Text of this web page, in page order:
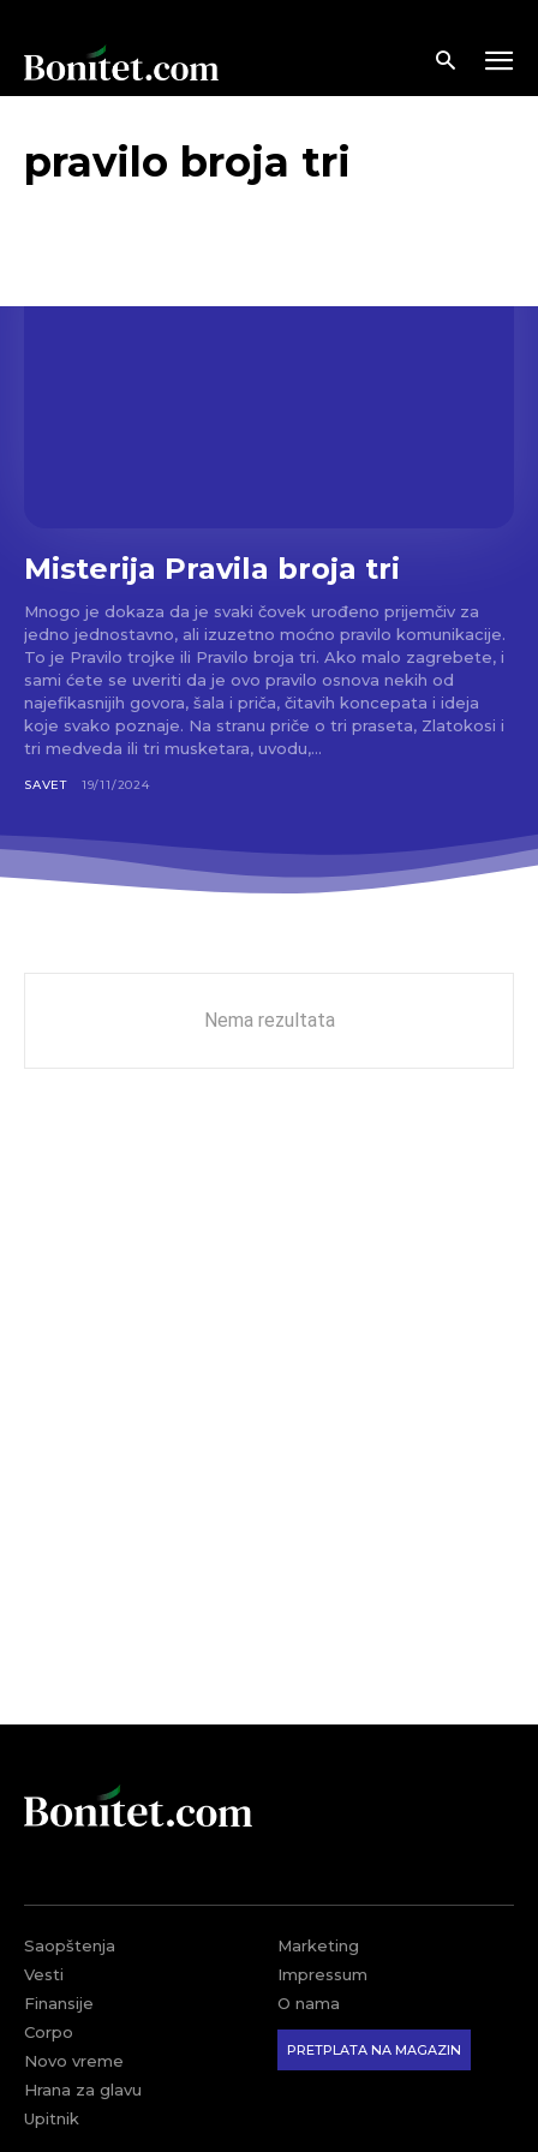
pravilo broja tri
Misterija Pravila broja tri
Mnogo je dokaza da je svaki čovek urođeno prijemčiv za
jedno jednostavno, ali izuzetno moćno pravilo komunikacije.
To je Pravilo trojke ili Pravilo broja tri. Ako malo zagrebete, i
sami ćete se uveriti da je ovo pravilo osnova nekih od
najefikasnijih govora, šala i priča, čitavih koncepata i ideja
koje svako poznaje. Na stranu priče o tri praseta, Zlatokosi i
tri medveda ili tri musketara, uvodu,...
SAVET 19/11/2024
Nema rezultata
Saopštenja
Vesti
Finansije
Corpo
Novo vreme
Hrana za glavu
Upitnik
Marketing
Impressum
O nama
PRETPLATA NA MAGAZIN